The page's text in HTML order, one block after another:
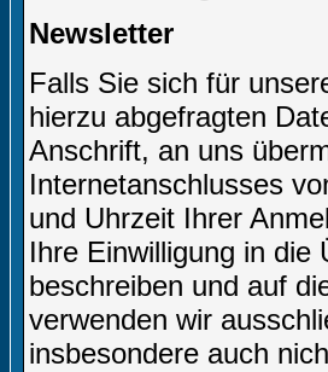
Newsletter
Falls Sie sich für
hierzu abgefragten
Anschrift, an uns
Internetanschlusses
und Uhrzeit Ihrer
Ihre Einwilligung in die
beschreiben und auf
verwenden wir
insbesondere auch